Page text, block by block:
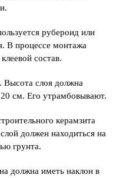
рубероид или
В процессе монтажа
состав.
слоя должна
20 см. Его утрамбовывают.
керамзита
должен находиться на
грунта.
должна иметь наклон в